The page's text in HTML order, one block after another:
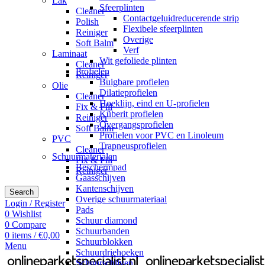
Cleaner
Polish
Reiniger
Soft Balm
Laminaat
Cleaner
Reiniger
Olie
Cleaner
Fix & Fill
Reiniger
Soft Balm
PVC
Cleaner
Fix & Fill
Reiniger
Search
Login / Register
0 Wishlist
0 Compare
0 items / €0,00
Menu
Sfeerplinten
Contactgeluidreducerende strip
Flexibele sfeerplinten
Overige
Verf
Wit gefoliede plinten
Profielen
Buigbare profielen
Dilatieprofielen
Hoeklijn, eind en U-profielen
Küberit profielen
Overgangsprofielen
Profielen voor PVC en Linoleum
Trapneusprofielen
Schuurmaterialen
Beschermpad
Gaasschijven
Kantenschijven
Overige schuurmateriaal
Pads
Schuur diamond
Schuurbanden
Schuurblokken
Schuurdriehoeken